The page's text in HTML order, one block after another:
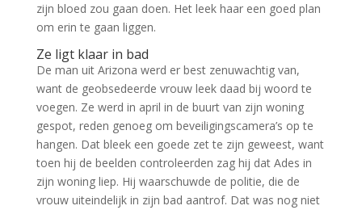
zijn bloed zou gaan doen. Het leek haar een goed plan
om erin te gaan liggen.
Ze ligt klaar in bad
De man uit Arizona werd er best zenuwachtig van,
want de geobsedeerde vrouw leek daad bij woord te
voegen. Ze werd in april in de buurt van zijn woning
gespot, reden genoeg om beveiligingscamera’s op te
hangen. Dat bleek een goede zet te zijn geweest, want
toen hij de beelden controleerden zag hij dat Ades in
zijn woning liep. Hij waarschuwde de politie, die de
vrouw uiteindelijk in zijn bad aantrof. Dat was nog niet